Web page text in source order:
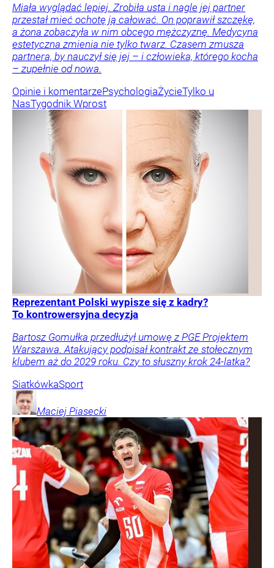
Miała wyglądać lepiej. Zrobiła usta i nagle jej partner
przestał mieć ochotę ją całować. On poprawił szczękę,
a żona zobaczyła w nim obcego mężczyznę. Medycyna
estetyczna zmienia nie tylko twarz. Czasem zmusza
partnera, by nauczył się jej – i człowieka, którego kocha
– zupełnie od nowa.
Opinie i komentarzePsychologiaŻycieTylko u
NasTygodnik Wprost
Reprezentant Polski wypisze się z kadry?
To kontrowersyjna decyzja
Bartosz Gomułka przedłużył umowę z PGE Projektem
Warszawa. Atakujący podpisał kontrakt ze stołecznym
klubem aż do 2029 roku. Czy to słuszny krok 24-latka?
SiatkówkaSport
Maciej Piasecki